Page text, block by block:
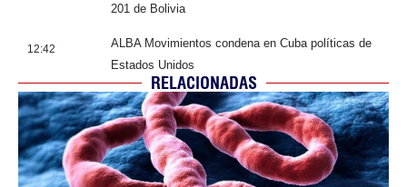
201 de Bolivia
12:42
ALBA Movimientos condena en Cuba políticas de
Estados Unidos
RELACIONADAS